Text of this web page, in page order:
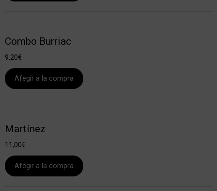
Combo Burriac
9,20€
Afegir a la compra
Martínez
11,00€
Afegir a la compra